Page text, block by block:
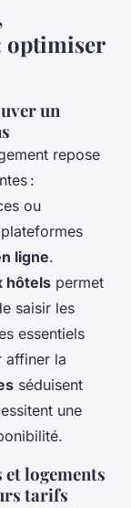
optimiser
un
repose
:
ou
ligne.
hôtels permet
saisir les
essentiels
affiner la
séduisent
une
logements
tarifs